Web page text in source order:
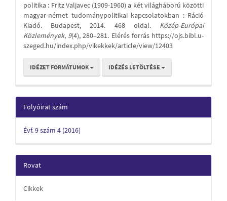
politika : Fritz Valjavec (1909-1960) a két világháború közötti
magyar-német tudománypolitikai kapcsolatokban : Ráció
Kiadó. Budapest, 2014. 468 oldal. Közép-Európai
Közlemények, 9(4), 280–281. Elérés forrás https://ojs.bibl.u-
szeged.hu/index.php/vikekkek/article/view/12403
IDÉZET FORMÁTUMOK IDÉZÉS LETÖLTÉSE
Folyóirat szám
Évf. 9 szám 4 (2016)
Rovat
Cikkek